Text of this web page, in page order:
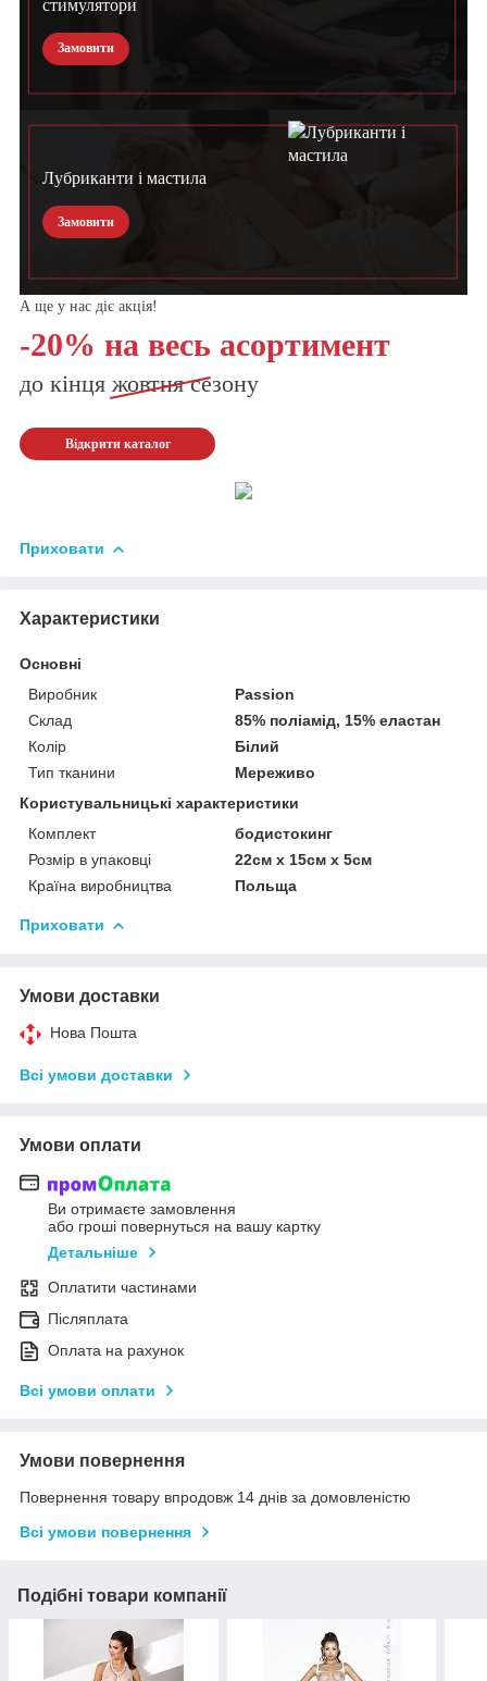
стимулятори
Замовити
Лубриканти і мастила
Замовити
А ще у нас діє акція!
-20% на весь асортимент
до кінця жовтнясезону
Відкрити каталог
Приховати
Характеристики
Основні
Виробник
Passion
Склад
85% поліамід, 15% еластан
Колір
Білий
Тип тканини
Мереживо
Користувальницькі характеристики
Комплект
бодистокинг
Розмір в упаковці
22см х 15см х 5см
Країна виробництва
Польща
Приховати
Умови доставки
Нова Пошта
Всі умови доставки
Умови оплати
Ви отримаєте замовлення
або гроші повернуться на вашу картку
Детальніше
Оплатити частинами
Післяплата
Оплата на рахунок
Всі умови оплати
Умови повернення
Повернення товару впродовж 14 днів за домовленістю
Всі умови повернення
Подібні товари компанії